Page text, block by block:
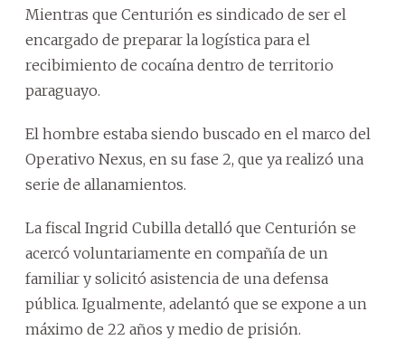
Mientras que Centurión es sindicado de ser el
encargado de preparar la logística para el
recibimiento de cocaína dentro de territorio
paraguayo.
El hombre estaba siendo buscado en el marco del
Operativo Nexus, en su fase 2, que ya realizó una
serie de allanamientos.
La fiscal Ingrid Cubilla detalló que Centurión se
acercó voluntariamente en compañía de un
familiar y solicitó asistencia de una defensa
pública. Igualmente, adelantó que se expone a un
máximo de 22 años y medio de prisión.